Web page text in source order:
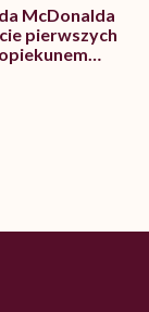
McDonalda
pierwszych